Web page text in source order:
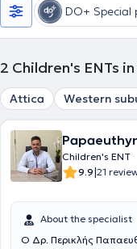
DO+ Special
2 Children's ENTs
Attica Western
Children's ENT
9.9|21
About the specialist
Ο Δρ. Περικλής